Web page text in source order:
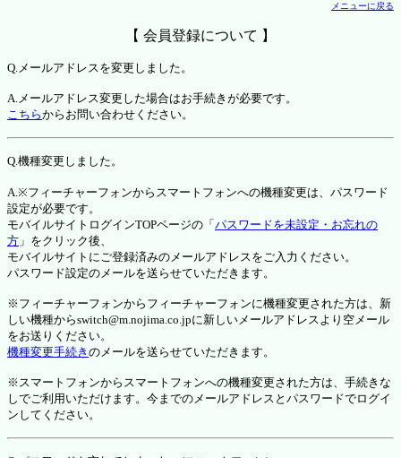
メニューに戻る
【 会員登録について 】
Q.メールアドレスを変更しました。
A.メールアドレス変更した場合はお手続きが必要です。
こちらからお問い合わせください。
Q.機種変更しました。
A.※フィーチャーフォンからスマートフォンへの機種変更は、パスワード
設定が必要です。
モバイルサイトログインTOPページの「 パスワードを未設定・お忘れの
方 」をクリック後、
モバイルサイトにご登録済みのメールアドレスをご入力ください。
パスワード設定のメールを送らせていただきます。
※フィーチャーフォンからフィーチャーフォンに機種変更された方は、新
しい機種からswitch@m.nojima.co.jpに新しいメールアドレスより空メール
をお送りください。
機種変更手続き のメールを送らせていただきます。
※スマートフォンからスマートフォンへの機種変更された方は、手続きな
しでご利用いただけます。今までのメールアドレスとパスワードでログイ
ンしてください。